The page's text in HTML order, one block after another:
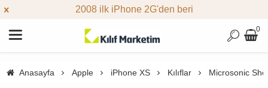
2008 ilk iPhone 2G'den beri
0
Anasayfa Apple iPhone XS Kılıflar Microsonic